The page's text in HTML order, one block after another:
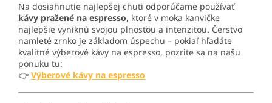
Na dosiahnutie najlepšej chuti odporúčame používať
kávy pražené na espresso, ktoré v moka kanvičke
najlepšie vyniknú svojou plnosťou a intenzitou. Čerstvo
namleté ​​zrnko je základom úspechu – pokiaľ hľadáte
kvalitné výberové kávy na espresso, pozrite sa na našu
ponuku tu:
👉 Výberové kávy na espresso